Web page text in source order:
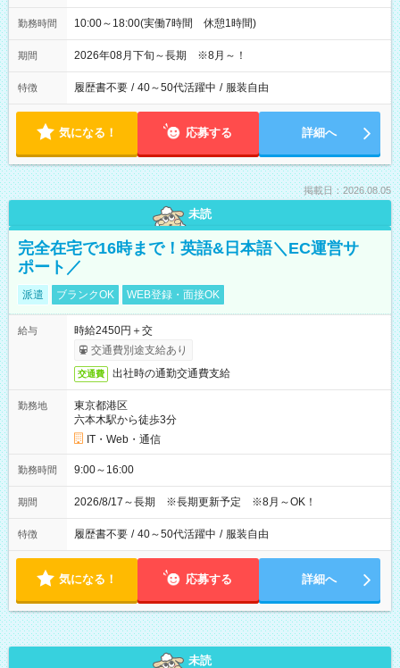
勤務時間 10:00～18:00(実働7時間 休憩1時間)
期間 2026年08月下旬～長期 ※8月～！
特徴 履歴書不要 / 40～50代活躍中 / 服装自由
気になる！ 応募する 詳細へ
掲載日：2026.08.05
未読
完全在宅で16時まで！英語&日本語＼EC運営サ
ポート／
派遣 ブランクOK WEB登録・面接OK
給与
時給2450円＋交
交通費別途支給あり
交通費 出社時の通勤交通費支給
勤務地
東京都港区
六本木駅から徒歩3分
IT・Web・通信
勤務時間 9:00～16:00
期間 2026/8/17～長期 ※長期更新予定 ※8月～OK！
特徴 履歴書不要 / 40～50代活躍中 / 服装自由
気になる！ 応募する 詳細へ
未読